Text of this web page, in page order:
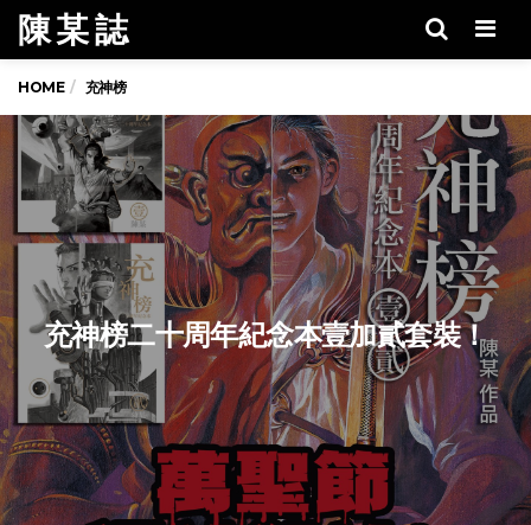
陳 某 誌
HOME 充神榜
充神榜二十周年紀念本壹加貳套裝！